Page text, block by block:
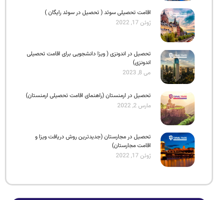
اقامت تحصیلی سوئد ( تحصیل در سوئد رایگان )
ژوئن 17, 2022
تحصیل در اندونزی ( ویزا دانشجویی برای اقامت تحصیلی
اندونزی)
می 8, 2023
تحصیل در ارمنستان (راهنمای اقامت تحصیلی ارمنستان)
مارس 2, 2022
تحصیل در مجارستان (جدیدترین روش دریافت ویزا و
اقامت مجارستان)
ژوئن 17, 2022